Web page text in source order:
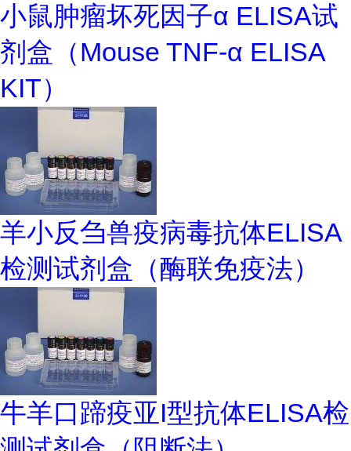
小鼠肿瘤坏死因子α ELISA试
剂盒（Mouse TNF-α ELISA
KIT）
羊小反刍兽疫病毒抗体ELISA
检测试剂盒（酶联免疫法）
牛羊口蹄疫亚I型抗体ELISA检